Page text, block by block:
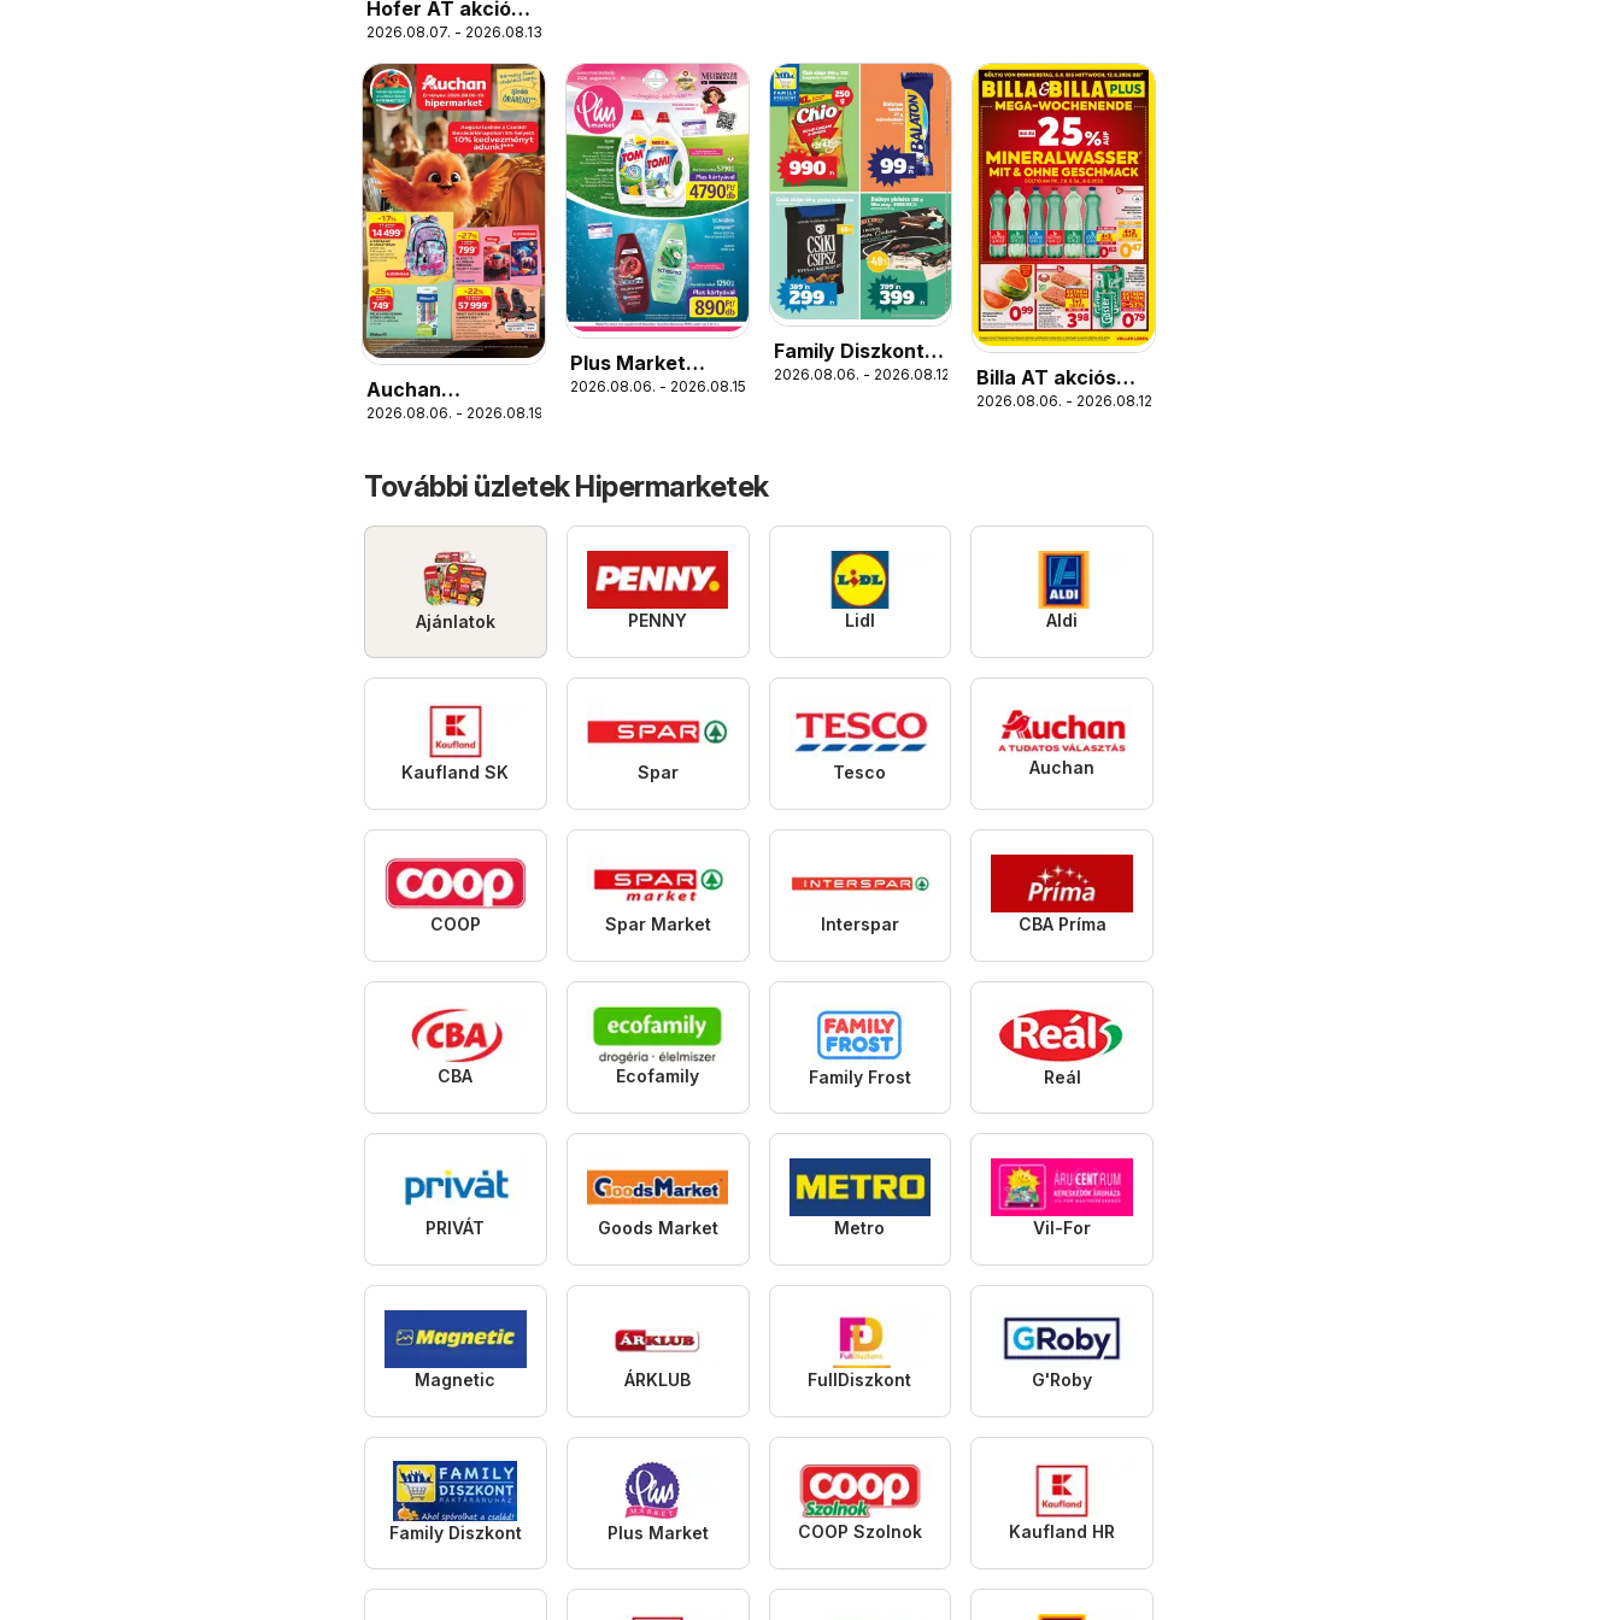
Hofer AT akciós
újság
2026.08.07. - 2026.08.13.
Auchan
Iskolakezdés
2026.08.06. - 2026.08.19.
Plus Market
akciós újság
2026.08.06. - 2026.08.15.
Family Diszkont
akciós újság
2026.08.06. - 2026.08.12.
Billa AT akciós
újság
2026.08.06. - 2026.08.12.
További üzletek Hipermarketek
Ajánlatok PENNY Lidl Aldi
Kaufland SK Spar Tesco Auchan
COOP Spar Market Interspar CBA Príma
CBA Ecofamily Family Frost Reál
PRIVÁT Goods Market Metro Vil-For
Magnetic ÁRKLUB FullDiszkont G'Roby
Family Diszkont Plus Market COOP Szolnok Kaufland HR